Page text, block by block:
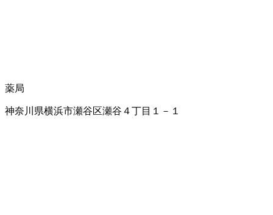
薬局
神奈川県横浜市瀬谷区瀬谷４丁目１－１